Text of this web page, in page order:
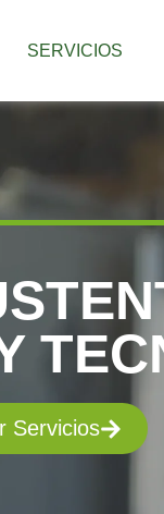
SERVICIOS
Servicios